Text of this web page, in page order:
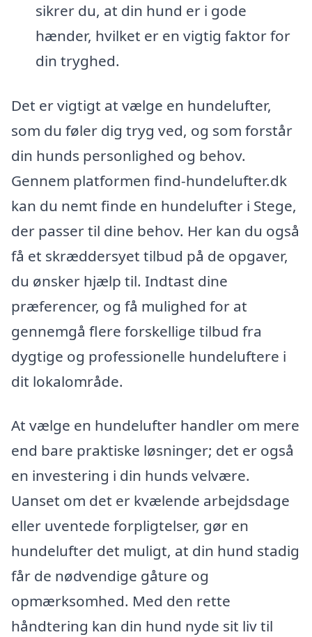
sikrer du, at din hund er i gode
hænder, hvilket er en vigtig faktor for
din tryghed.
Det er vigtigt at vælge en hundelufter,
som du føler dig tryg ved, og som forstår
din hunds personlighed og behov.
Gennem platformen find-hundelufter.dk
kan du nemt finde en hundelufter i Stege,
der passer til dine behov. Her kan du også
få et skræddersyet tilbud på de opgaver,
du ønsker hjælp til. Indtast dine
præferencer, og få mulighed for at
gennemgå flere forskellige tilbud fra
dygtige og professionelle hundeluftere i
dit lokalområde.
At vælge en hundelufter handler om mere
end bare praktiske løsninger; det er også
en investering i din hunds velvære.
Uanset om det er kvælende arbejdsdage
eller uventede forpligtelser, gør en
hundelufter det muligt, at din hund stadig
får de nødvendige gåture og
opmærksomhed. Med den rette
håndtering kan din hund nyde sit liv til